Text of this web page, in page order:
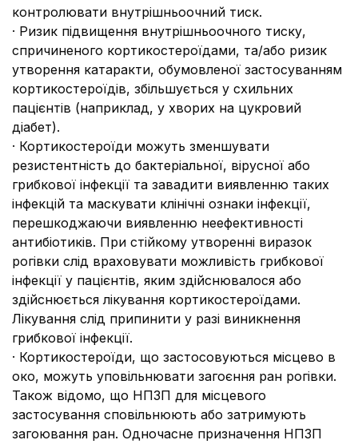
контролювати внутрішньоочний тиск.
· Ризик підвищення внутрішньоочного тиску,
спричиненого кортикостероїдами, та/або ризик
утворення катаракти, обумовленої застосуванням
кортикостероїдів, збільшується у схильних
пацієнтів (наприклад, у хворих на цукровий
діабет).
· Кортикостероїди можуть зменшувати
резистентність до бактеріальної, вірусної або
грибкової інфекції та завадити виявленню таких
інфекцій та маскувати клінічні ознаки інфекції,
перешкоджаючи виявленню неефективності
антибіотиків. При стійкому утворенні виразок
рогівки слід враховувати можливість грибкової
інфекції у пацієнтів, яким здійснювалося або
здійснюється лікування кортикостероїдами.
Лікування слід припинити у разі виникнення
грибкової інфекції.
· Кортикостероїди, що застосовуються місцево в
око, можуть уповільнювати загоєння ран рогівки.
Також відомо, що НПЗП для місцевого
застосування сповільнюють або затримують
загоювання ран. Одночасне призначення НПЗП